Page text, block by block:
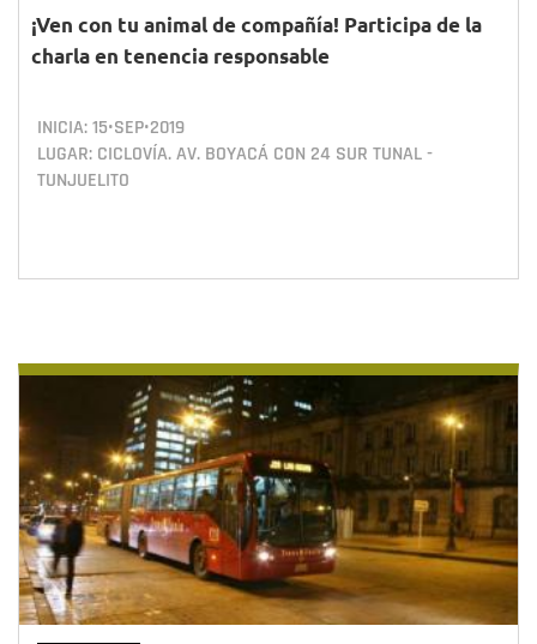
¡Ven con tu animal de compañía! Participa de la
charla en tenencia responsable
INICIA:15•SEP•2019
LUGAR: CICLOVÍA. AV. BOYACÁ CON 24 SUR TUNAL -
TUNJUELITO